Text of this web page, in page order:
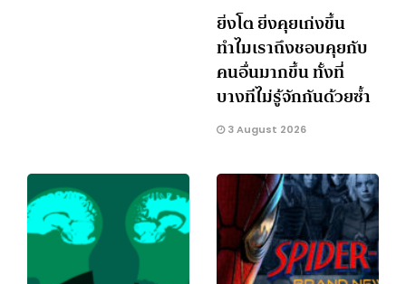
ยิ่งโต ยิ่งคุยเก่งขึ้น
ทำไมเราถึงชอบคุยกับ
คนอื่นมากขึ้น ทั้งที่
บางทีไม่รู้จักกันด้วยซ้ำ
3 August 2026